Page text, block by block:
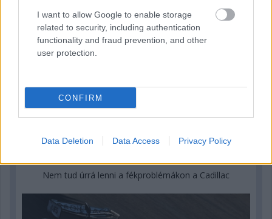
I want to allow Google to enable storage
related to security, including authentication
functionality and fraud prevention, and other
user protection.
CONFIRM
Data Deletion Data Access Privacy Policy
Nem tud úrrá lenni a fékproblémákon a Cadillac